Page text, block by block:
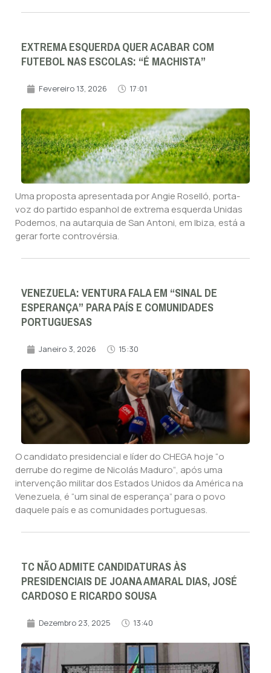
EXTREMA ESQUERDA QUER ACABAR COM
FUTEBOL NAS ESCOLAS: “É MACHISTA”
Fevereiro 13, 2026 17:01
Uma proposta apresentada por Angie Roselló, porta-
voz do partido espanhol de extrema esquerda Unidas
Podemos, na autarquia de San Antoni, em Ibiza, está a
gerar forte controvérsia.
VENEZUELA: VENTURA FALA EM “SINAL DE
ESPERANÇA” PARA PAÍS E COMUNIDADES
PORTUGUESAS
Janeiro 3, 2026 15:30
O candidato presidencial e líder do CHEGA hoje “o
derrube do regime de Nicolás Maduro“, após uma
intervenção militar dos Estados Unidos da América na
Venezuela, é “um sinal de esperança” para o povo
daquele país e as comunidades portuguesas.
TC NÃO ADMITE CANDIDATURAS ÀS
PRESIDENCIAIS DE JOANA AMARAL DIAS, JOSÉ
CARDOSO E RICARDO SOUSA
Dezembro 23, 2025 13:40